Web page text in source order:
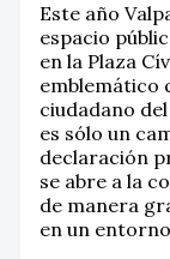
Este año
espacio
en la Plaza
emblemático
ciudadano
es sólo un
declaración
se abre a la
de manera
en un